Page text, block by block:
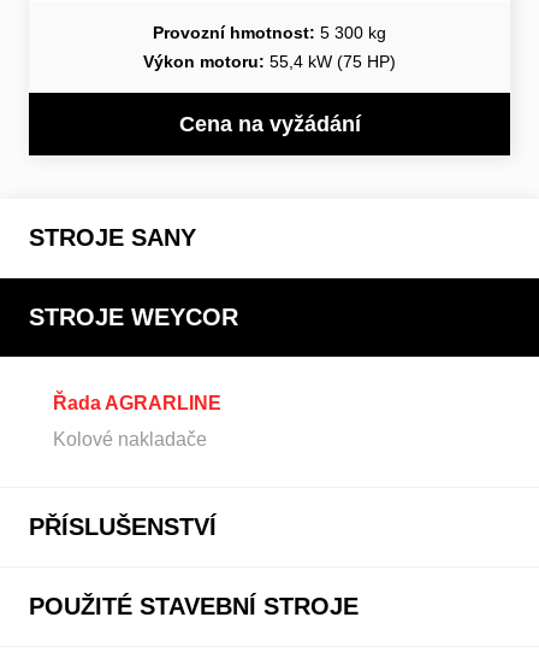
Provozní hmotnost: 5 300 kg
Výkon motoru: 55,4 kW (75 HP)
Cena na vyžádání
STROJE SANY
STROJE WEYCOR
Řada AGRARLINE
Kolové nakladače
PŘÍSLUŠENSTVÍ
POUŽITÉ STAVEBNÍ STROJE